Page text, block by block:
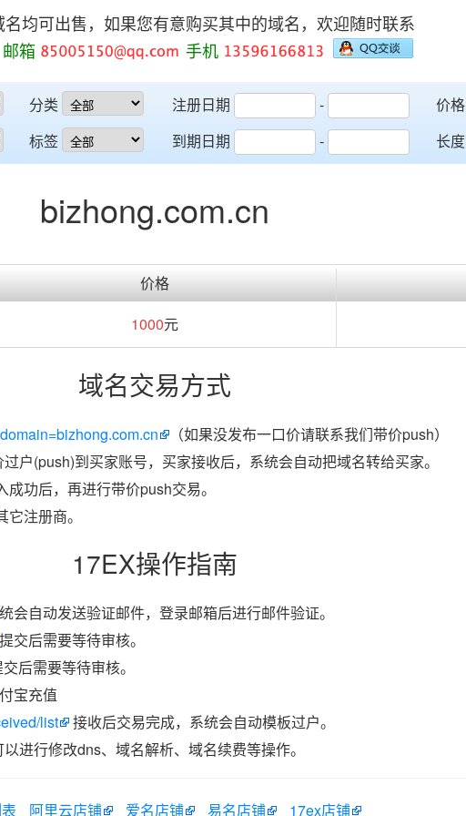
均可出售，如果您有意购买其中的域名，欢迎随时联系
邮箱 手机
分类
标签
注册日期
-
到期日期
-
价格
长度
bizhong.com.cn
价格
1000元
域名交易方式
（如果没发布一口价请联系我们带价push）
户(push)到买家账号，买家接收后，系统会自动把域名转给买家。
功后，再进行带价push交易。
注册商。
17EX操作指南
会自动发送验证邮件，登录邮箱后进行邮件验证。
提交后需要等待审核。
后需要等待审核。
宝充值
list
接收后交易完成，系统会自动模板过户。
以进行修改dns、域名解析、域名续费等操作。
阿里云店铺 爱名店铺 易名店铺 17ex店铺